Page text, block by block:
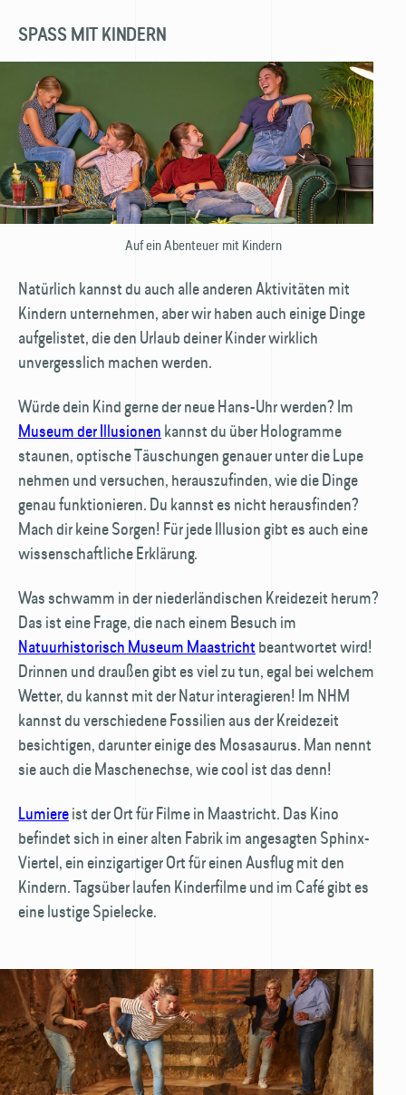
SPASS MIT KINDERN
Auf ein Abenteuer mit Kindern
Natürlich kannst du auch alle anderen Aktivitäten mit
Kindern unternehmen, aber wir haben auch einige Dinge
aufgelistet, die den Urlaub deiner Kinder wirklich
unvergesslich machen werden.
Würde dein Kind gerne der neue Hans-Uhr werden? Im
Museum der Illusionen kannst du über Hologramme
staunen, optische Täuschungen genauer unter die Lupe
nehmen und versuchen, herauszufinden, wie die Dinge
genau funktionieren. Du kannst es nicht herausfinden?
Mach dir keine Sorgen! Für jede Illusion gibt es auch eine
wissenschaftliche Erklärung.
Was schwamm in der niederländischen Kreidezeit herum?
Das ist eine Frage, die nach einem Besuch im
Natuurhistorisch Museum Maastricht beantwortet wird!
Drinnen und draußen gibt es viel zu tun, egal bei welchem
Wetter, du kannst mit der Natur interagieren! Im NHM
kannst du verschiedene Fossilien aus der Kreidezeit
besichtigen, darunter einige des Mosasaurus. Man nennt
sie auch die Maschenechse, wie cool ist das denn!
Lumiereist der Ort für Filme in Maastricht. Das Kino
befindet sich in einer alten Fabrik im angesagten Sphinx-
Viertel, ein einzigartiger Ort für einen Ausflug mit den
Kindern. Tagsüber laufen Kinderfilme und im Café gibt es
eine lustige Spielecke.